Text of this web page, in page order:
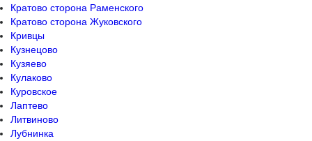
Кратово сторона Раменского
Кратово сторона Жуковского
Кривцы
Кузнецово
Кузяево
Кулаково
Куровское
Лаптево
Литвиново
Лубнинка